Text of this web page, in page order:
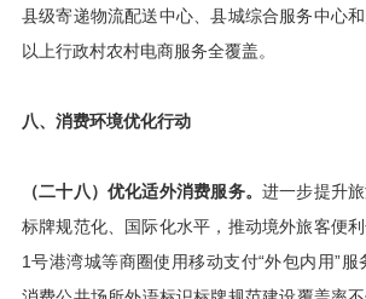
县级寄递物流配送中心、县城综合服务中心
以上行政村农村电商服务全覆盖。
八、消费环境优化行动
（二十八）优化适外消费服务。 进一步提升
标牌规范化、国际化水平，推动境外旅客便
1号港湾城等商圈使用移动支付“外包内用”